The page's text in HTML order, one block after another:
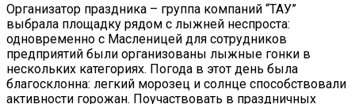
Организатор праздника – группа компаний “ТАУ”
выбрала площадку рядом с лыжней неспроста:
одновременно с Масленицей для сотрудников
предприятий были организованы лыжные гонки в
нескольких категориях. Погода в этот день была
благосклонна: легкий морозец и солнце способствовали
активности горожан. Поучаствовать в праздничных